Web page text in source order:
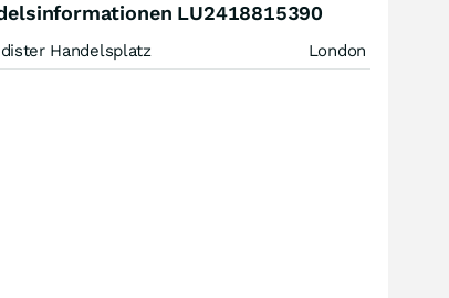
LU2418815390
Handelsplatz London